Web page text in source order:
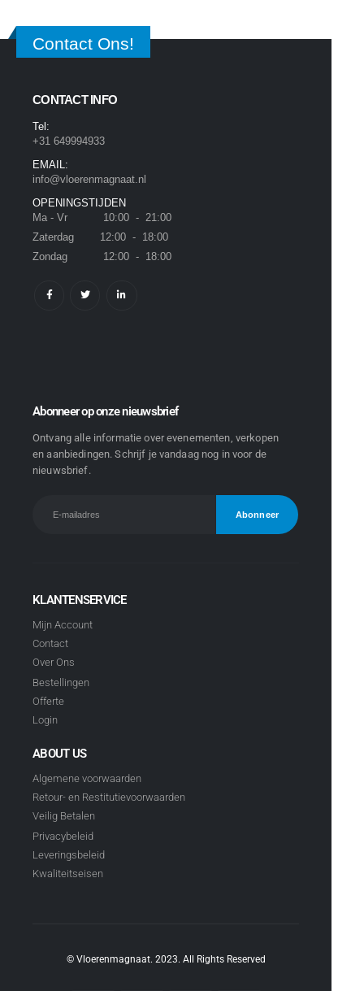
Contact Ons!
CONTACT INFO
Tel:
+31 649994933
EMAIL:
info@vloerenmagnaat.nl
OPENINGSTIJDEN
Ma - Vr 10:00 - 21:00
Zaterdag 12:00 - 18:00
Zondag 12:00 - 18:00
Abonneer op onze nieuwsbrief
Ontvang alle informatie over evenementen, verkopen
en aanbiedingen. Schrijf je vandaag nog in voor de
nieuwsbrief.
KLANTENSERVICE
Mijn Account
Contact
Over Ons
Bestellingen
Offerte
Login
ABOUT US
Algemene voorwaarden
Retour- en Restitutievoorwaarden
Veilig Betalen
Privacybeleid
Leveringsbeleid
Kwaliteitseisen
© Vloerenmagnaat. 2023. All Rights Reserved